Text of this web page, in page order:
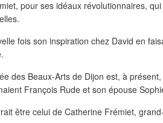
pour ses idéaux révolutionnaires,
fois son inspiration chez David en
être celui de Catherine Frémiet,